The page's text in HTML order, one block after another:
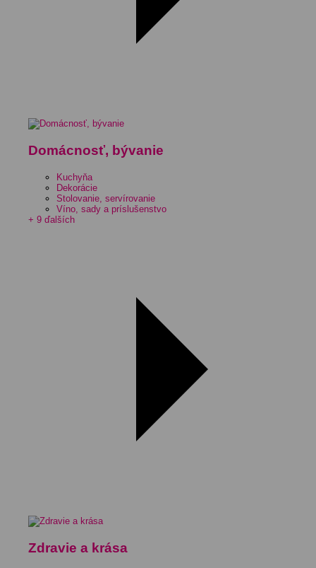
Domácnosť, bývanie
Kuchyňa
Dekorácie
Stolovanie, servírovanie
Víno, sady a príslušenstvo
+ 9 ďalších
Zdravie a krása